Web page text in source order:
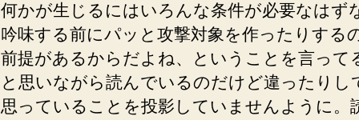
何かが生じるにはいろんな条件が必要なはず
吟味する前にパッと攻撃対象を作ったりする
前提があるからだよね、ということを言って
と思いながら読んでいるのだけど違ったりし
思っていることを投影していませんように。